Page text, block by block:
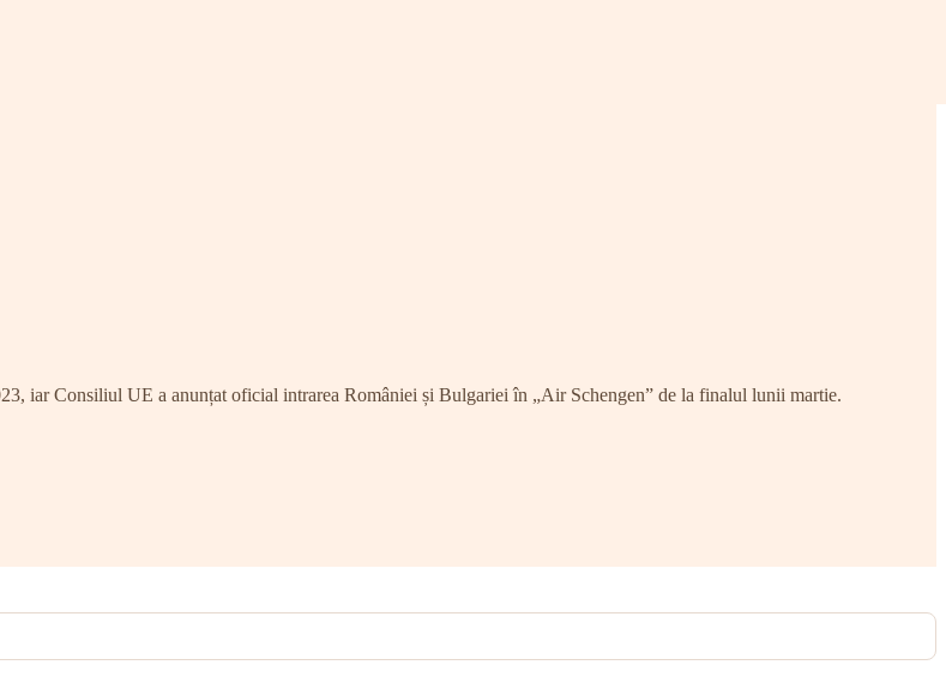
iar Consiliul UE a anunțat oficial intrarea României și Bulgariei în „Air Schengen” de la finalul lunii martie.